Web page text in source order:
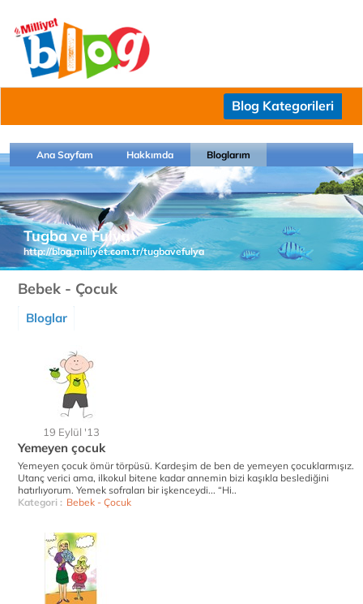
Blog Kategorileri
Ana Sayfam Hakkımda Bloglarım
Tugba ve Fulya
http://blog.milliyet.com.tr/tugbavefulya
Bebek - Çocuk
Bloglar
19 Eylül '13
Yemeyen çocuk
Yemeyen çocuk ömür törpüsü. Kardeşim de ben de yemeyen çocuklarmışız.
Utanç verici ama, ilkokul bitene kadar annemin bizi kaşıkla beslediğini
hatırlıyorum. Yemek sofraları bir işkenceydi... “Hi..
Kategori : Bebek - Çocuk